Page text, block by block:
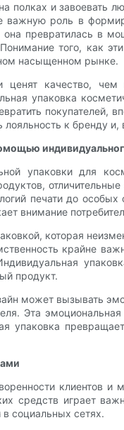
полках и завоевать
важную роль в
превратилась в
того, как
насыщенном рынке.
и ценят качество,
упаковка
к бренду
упаковки для
печати до особых
внимание
которая
крайне
продукт.
может вызывать
Эта
упаковка
клиентов
средств играет
социальных сетях.